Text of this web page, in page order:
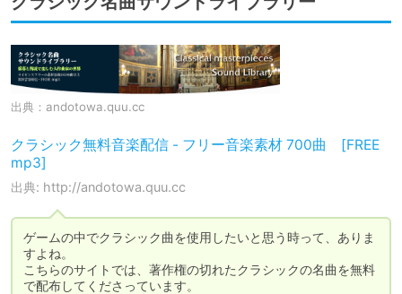
出典： andotowa.quu.cc
クラシック無料音楽配信 - フリー音楽素材 700曲 [FREE
mp3]
出典: http://andotowa.quu.cc
ゲームの中でクラシック曲を使用したいと思う時って、ありま
すよね。
こちらのサイトでは、著作権の切れたクラシックの名曲を無料
で配布してくださっています。